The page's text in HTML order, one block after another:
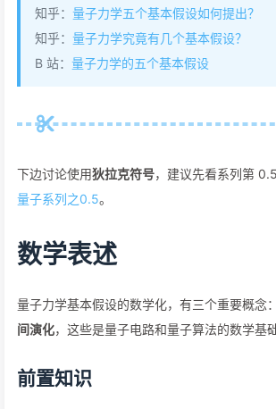
知乎： 量子力学五个基本假设如何提出？
知乎： 量子力学究竟有几个基本假设？
B 站： 量子力学的五个基本假设
下边讨论使用狄拉克符号，建议先看系列第 0.5
量子系列之0.5。
数学表述
量子力学基本假设的数学化，有三个重要概念：
间演化，这些是量子电路和量子算法的数学基础
前置知识